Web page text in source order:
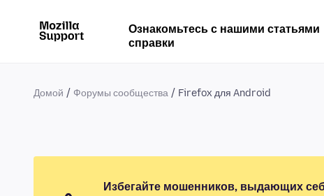
Ознакомьтесь с нашими статьями
справки
Домой Форумы сообщества Firefox для Android
Избегайте мошенников, выдающих